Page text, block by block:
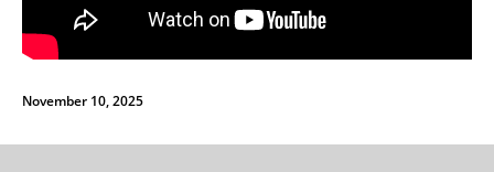
November 10, 2025